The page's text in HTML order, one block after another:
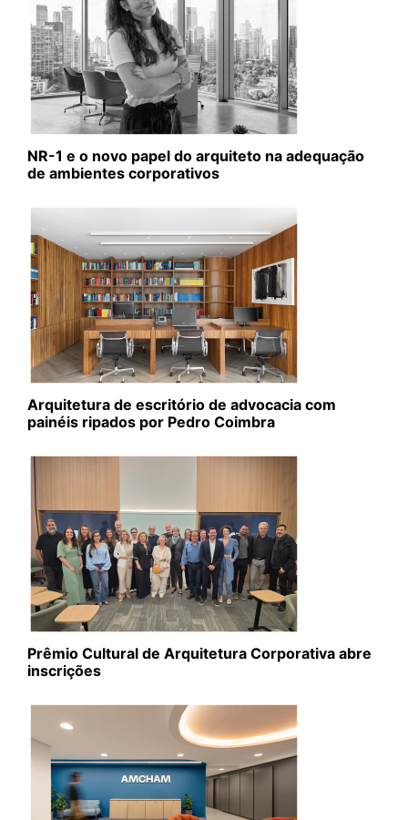
NR-1 e o novo papel do arquiteto na adequação
de ambientes corporativos
Arquitetura de escritório de advocacia com
painéis ripados por Pedro Coimbra
Prêmio Cultural de Arquitetura Corporativa abre
inscrições